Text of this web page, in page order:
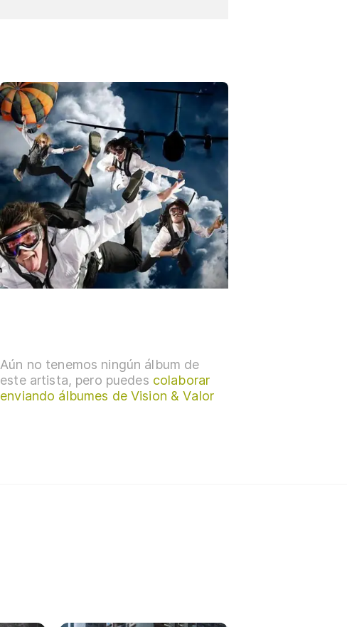
Aún no tenemos ningún álbum de
este artista, pero puedes colaborar
enviando álbumes de Vision & Valor